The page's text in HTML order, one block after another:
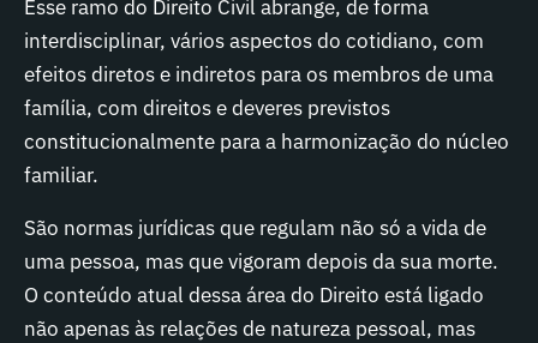
Esse ramo do Direito Civil abrange, de forma
interdisciplinar, vários aspectos do cotidiano, com
efeitos diretos e indiretos para os membros de uma
família, com direitos e deveres previstos
constitucionalmente para a harmonização do núcleo
familiar.
São normas jurídicas que regulam não só a vida de
uma pessoa, mas que vigoram depois da sua morte.
O conteúdo atual dessa área do Direito está ligado
não apenas às relações de natureza pessoal, mas